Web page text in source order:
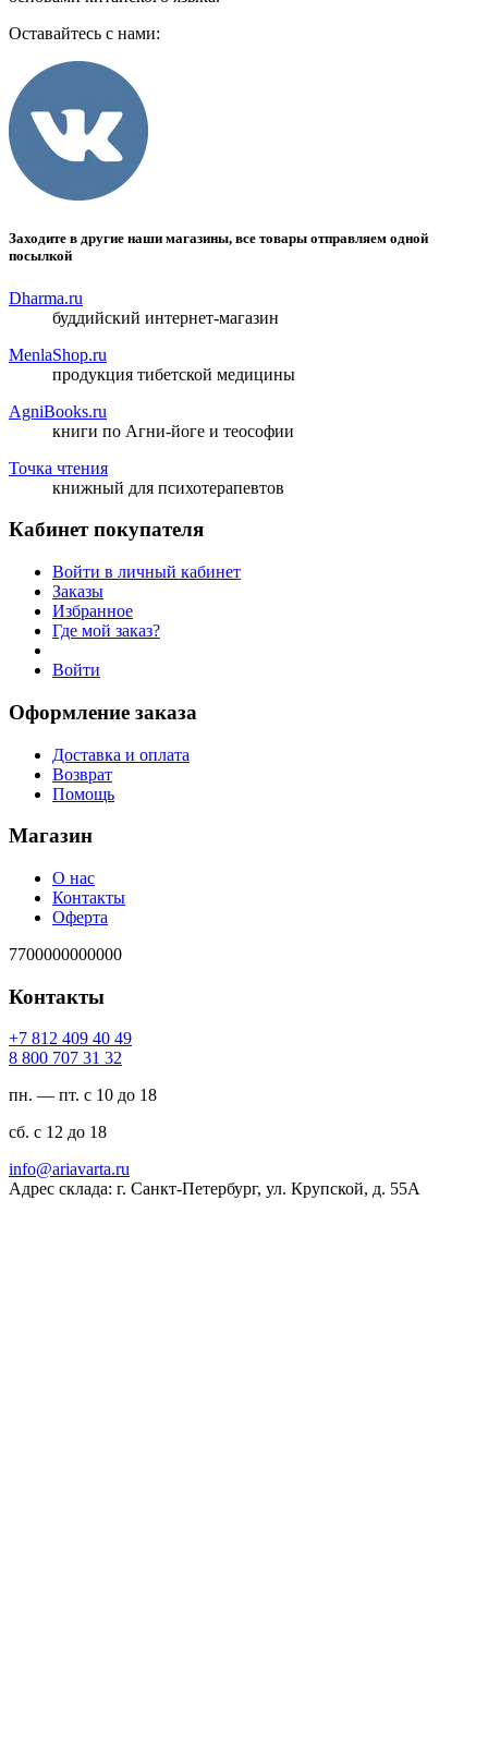
Оставайтесь с нами:
Заходите в другие наши магазины, все товары отправляем одной
посылкой
Dharma.ru
буддийский интернет-магазин
MenlaShop.ru
продукция тибетской медицины
AgniBooks.ru
книги по Агни-йоге и теософии
Точка чтения
книжный для психотерапевтов
Кабинет покупателя
Войти в личный кабинет
Заказы
Избранное
Где мой заказ?
Войти
Оформление заказа
Доставка и оплата
Возврат
Помощь
Магазин
О нас
Контакты
Оферта
7700000000000
Контакты
94 04 904 218 7+
23 13 707 008 8
пн. — пт. с 10 до 18
сб. с 12 до 18
ur.atravaira@ofni
Адрес склада: г. Санкт-Петербург, ул. Крупской, д. 55А